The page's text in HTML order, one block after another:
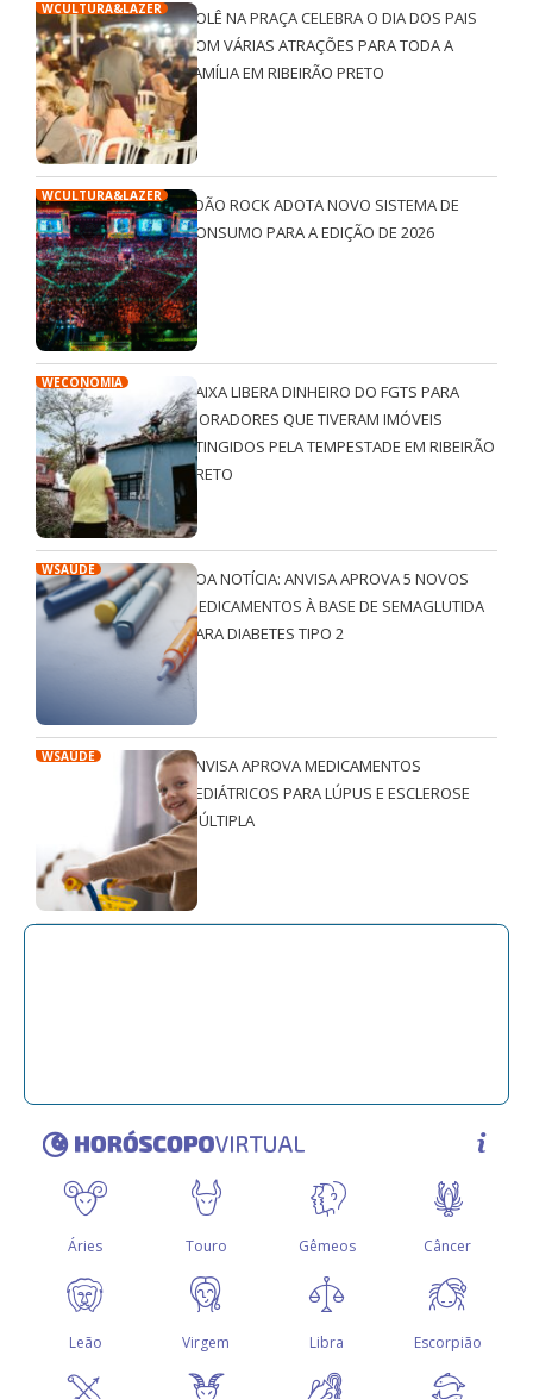
WCULTURA&LAZER
ROLÊ NA PRAÇA CELEBRA O DIA DOS PAIS
COM VÁRIAS ATRAÇÕES PARA TODA A
FAMÍLIA EM RIBEIRÃO PRETO
WCULTURA&LAZER
JOÃO ROCK ADOTA NOVO SISTEMA DE
CONSUMO PARA A EDIÇÃO DE 2026
WECONOMIA
CAIXA LIBERA DINHEIRO DO FGTS PARA
MORADORES QUE TIVERAM IMÓVEIS
ATINGIDOS PELA TEMPESTADE EM RIBEIRÃO
PRETO
WSAÚDE
BOA NOTÍCIA: ANVISA APROVA 5 NOVOS
MEDICAMENTOS À BASE DE SEMAGLUTIDA
PARA DIABETES TIPO 2
WSAÚDE
ANVISA APROVA MEDICAMENTOS
PEDIÁTRICOS PARA LÚPUS E ESCLEROSE
MÚLTIPLA